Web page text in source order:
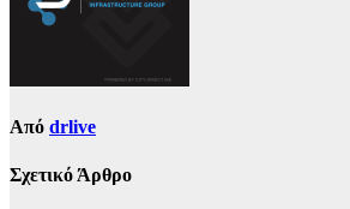
Από drlive
Σχετικό Άρθρο